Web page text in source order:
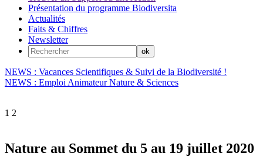
Présentation du programme Biodiversita
Actualités
Faits & Chiffres
Newsletter
NEWS : Vacances Scientifiques & Suivi de la Biodiversité !
NEWS : Emploi Animateur Nature & Sciences
1 2
Nature au Sommet du 5 au 19 juillet 2020